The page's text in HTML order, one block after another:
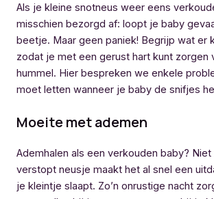
Als je kleine snotneus weer eens
misschien bezorgd af: loopt je baby
beetje. Maar geen paniek! Begrijp wat er
zodat je met een gerust hart kunt zorgen
hummel. Hier bespreken we enkele
moet letten wanneer je baby de snifjes
Moeite met ademen
Ademhalen als een verkouden baby? Niet
verstopt neusje maakt het al snel een
je kleintje slaapt. Zo’n onrustige nacht